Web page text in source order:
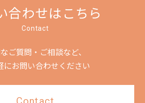
合わせはこちら
Contact
ご質問・ご相談など、
にお問い合わせください